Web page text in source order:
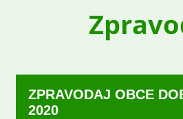
ZPRAVODAJ OBCE
2020